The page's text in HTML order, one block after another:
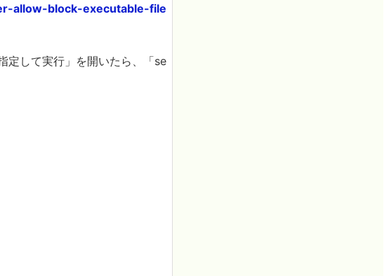
allow-block-executable-file
定して実行」を開いたら、「se